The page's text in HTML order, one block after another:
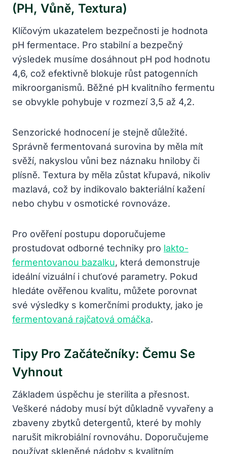
(pH, Vůně, Textura)
Klíčovým ukazatelem bezpečnosti je hodnota
pH fermentace. Pro stabilní a bezpečný
výsledek musíme dosáhnout pH pod hodnotu
4,6, což efektivně blokuje růst patogenních
mikroorganismů. Běžné pH kvalitního fermentu
se obvykle pohybuje v rozmezí 3,5 až 4,2.
Senzorické hodnocení je stejně důležité.
Správně fermentovaná surovina by měla mít
svěží, nakyslou vůni bez náznaku hniloby či
plísně. Textura by měla zůstat křupavá, nikoliv
mazlavá, což by indikovalo bakteriální kažení
nebo chybu v osmotické rovnováze.
Pro ověření postupu doporučujeme
prostudovat odborné techniky pro lakto-
fermentovanou bazalku, která demonstruje
ideální vizuální i chuťové parametry. Pokud
hledáte ověřenou kvalitu, můžete porovnat
své výsledky s komerčními produkty, jako je
fermentovaná rajčatová omáčka.
Tipy Pro Začátečníky: Čemu Se
Vyhnout
Základem úspěchu je sterilita a přesnost.
Veškeré nádoby musí být důkladně vyvařeny a
zbaveny zbytků detergentů, které by mohly
narušit mikrobiální rovnováhu. Doporučujeme
používat skleněné nádoby s kvalitním